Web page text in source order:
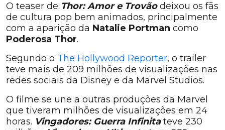
O teaser de Thor: Amor e Trovãodeixou os fãs
de cultura pop bem animados, principalmente
com a aparição da Natalie Portman como
Poderosa Thor.
Segundo o The Hollywood Reporter, o trailer
teve mais de 209 milhões de visualizações nas
redes sociais da Disney e da Marvel Studios.
O filme se une a outras produções da Marvel
que tiveram milhões de visualizações em 24
horas. Vingadores: Guerra Infinitateve 230